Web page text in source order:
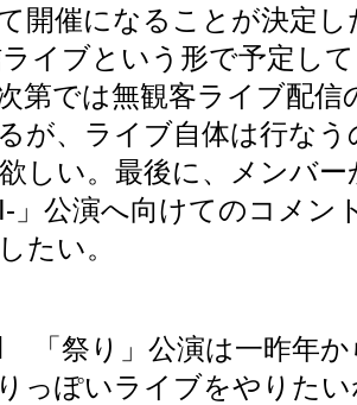
開催になることが決定し
イブという形で予定し
第では無観客ライブ配信
が、ライブ自体は行な
しい。最後に、メンバ
」公演へ向けてのコメン
たい。
「祭り」公演は一昨年か
りっぽいライブをやりた